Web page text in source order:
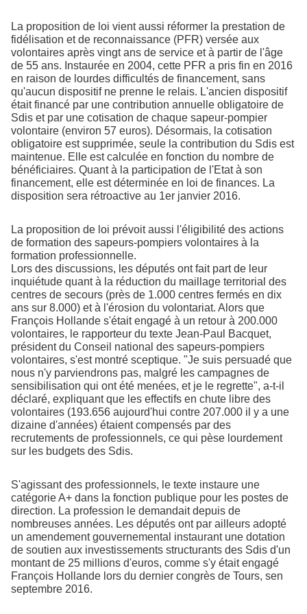
La proposition de loi vient aussi réformer la prestation de
fidélisation et de reconnaissance (PFR) versée aux
volontaires après vingt ans de service et à partir de l'âge
de 55 ans. Instaurée en 2004, cette PFR a pris fin en 2016
en raison de lourdes difficultés de financement, sans
qu'aucun dispositif ne prenne le relais. L'ancien dispositif
était financé par une contribution annuelle obligatoire de
Sdis et par une cotisation de chaque sapeur-pompier
volontaire (environ 57 euros). Désormais, la cotisation
obligatoire est supprimée, seule la contribution du Sdis est
maintenue. Elle est calculée en fonction du nombre de
bénéficiaires. Quant à la participation de l'Etat à son
financement, elle est déterminée en loi de finances. La
disposition sera rétroactive au 1er janvier 2016.
La proposition de loi prévoit aussi l'éligibilité des actions
de formation des sapeurs-pompiers volontaires à la
formation professionnelle.
Lors des discussions, les députés ont fait part de leur
inquiétude quant à la réduction du maillage territorial des
centres de secours (près de 1.000 centres fermés en dix
ans sur 8.000) et à l'érosion du volontariat. Alors que
François Hollande s'était engagé à un retour à 200.000
volontaires, le rapporteur du texte Jean-Paul Bacquet,
président du Conseil national des sapeurs-pompiers
volontaires, s'est montré sceptique. "Je suis persuadé que
nous n'y parviendrons pas, malgré les campagnes de
sensibilisation qui ont été menées, et je le regrette", a-t-il
déclaré, expliquant que les effectifs en chute libre des
volontaires (193.656 aujourd'hui contre 207.000 il y a une
dizaine d'années) étaient compensés par des
recrutements de professionnels, ce qui pèse lourdement
sur les budgets des Sdis.
S'agissant des professionnels, le texte instaure une
catégorie A+ dans la fonction publique pour les postes de
direction. La profession le demandait depuis de
nombreuses années. Les députés ont par ailleurs adopté
un amendement gouvernemental instaurant une dotation
de soutien aux investissements structurants des Sdis d'un
montant de 25 millions d'euros, comme s'y était engagé
François Hollande lors du dernier congrès de Tours, sen
septembre 2016.